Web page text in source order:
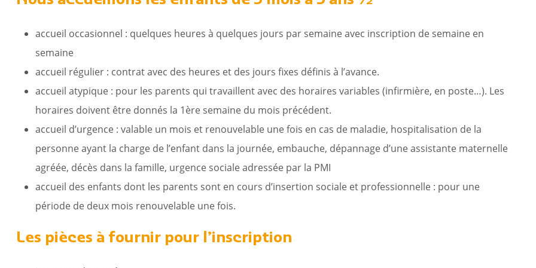
accueil occasionnel : quelques heures à quelques jours par semaine avec inscription de semaine en
semaine
accueil régulier : contrat avec des heures et des jours fixes définis à l’avance.
accueil atypique : pour les parents qui travaillent avec des horaires variables (infirmière, en poste…). Les
horaires doivent être donnés la 1ère semaine du mois précédent.
accueil d’urgence : valable un mois et renouvelable une fois en cas de maladie, hospitalisation de la
personne ayant la charge de l’enfant dans la journée, embauche, dépannage d’une assistante maternelle
agréée, décès dans la famille, urgence sociale adressée par la PMI
accueil des enfants dont les parents sont en cours d’insertion sociale et professionnelle : pour une
période de deux mois renouvelable une fois.
Les pièces à fournir pour l’inscription